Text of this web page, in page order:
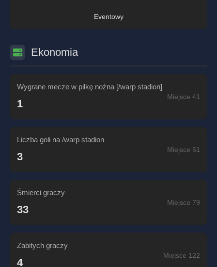
Eventowy
Ekonomia
Wygrane mecze w piłkę nożna [/warp stadion]
1
Miejsce 41
Liczba goli na /warp stadion
3
Miejsce 51
Śmierci graczy
33
Miejsce 79
Zabitych graczy
4
Miejsce 122